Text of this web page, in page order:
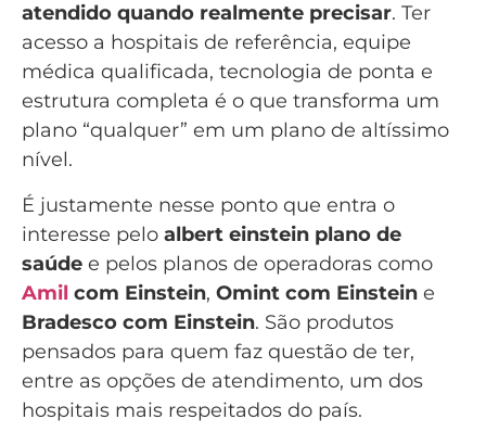
atendido quando realmente precisar. Ter
acesso a hospitais de referência, equipe
médica qualificada, tecnologia de ponta e
estrutura completa é o que transforma um
plano “qualquer” em um plano de altíssimo
nível.
É justamente nesse ponto que entra o
interesse pelo albert einstein plano de
saúde e pelos planos de operadoras como
Amil com Einstein, Omint com Einstein e
Bradesco com Einstein. São produtos
pensados para quem faz questão de ter,
entre as opções de atendimento, um dos
hospitais mais respeitados do país.